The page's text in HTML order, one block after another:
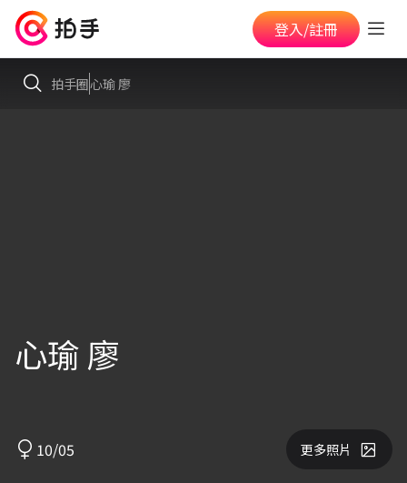
登入/註冊
拍手圈心瑜 廖
心瑜 廖
10/05 更多照片